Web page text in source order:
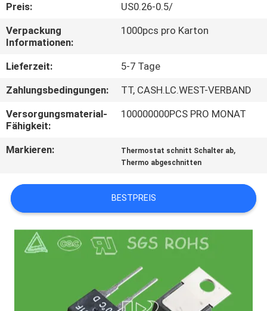
QUALITÄTSKONTROLLE
KONTAKT
NACHRICHTEN
ALLE
FÄLLE
SITEMAP
PRIVACY
POLICY
Preis:
US0.26-0.5/
Verpackung
Informationen:
1000pcs pro Karton
Lieferzeit:
5-7 Tage
Zahlungsbedingungen:
TT, CASH.LC.WEST-VERBAND
Versorgungsmaterial-
Fähigkeit:
100000000PCS PRO MONAT
Markieren: Thermostat schnitt Schalter ab,
Thermo abgeschnitten
BESTPREIS